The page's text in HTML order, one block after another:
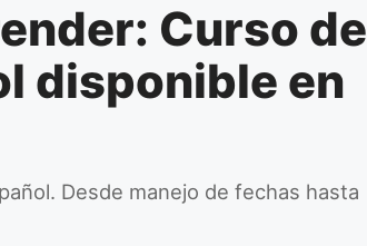
Curso de
disponible en
Desde manejo de fechas hasta